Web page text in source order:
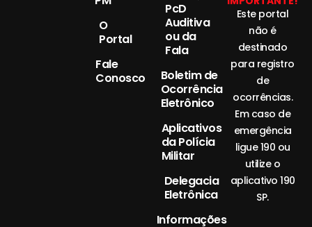
O
Portal
Fale
Conosco
PcD
Auditiva
ou da
Fala
Boletim de
Ocorrência
Eletrônico
Aplicativos
da Polícia
Militar
Delegacia
Eletrônica
Informações
Este portal
não é
destinado
para registro
de
ocorrências.
Em caso de
emergência
ligue 190 ou
utilize o
aplicativo 190
SP.